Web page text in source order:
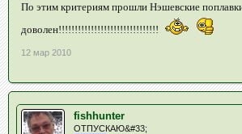
По этим критериям прошли Нэшевские
доволен!!!!!!!!!!!!!!!!!!!!!!!!!!!!!!!
12 мар 2010
fishhunter
ОТПУСКАЮ&#33;